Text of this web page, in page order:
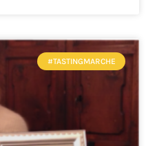
#TASTINGMARCHE